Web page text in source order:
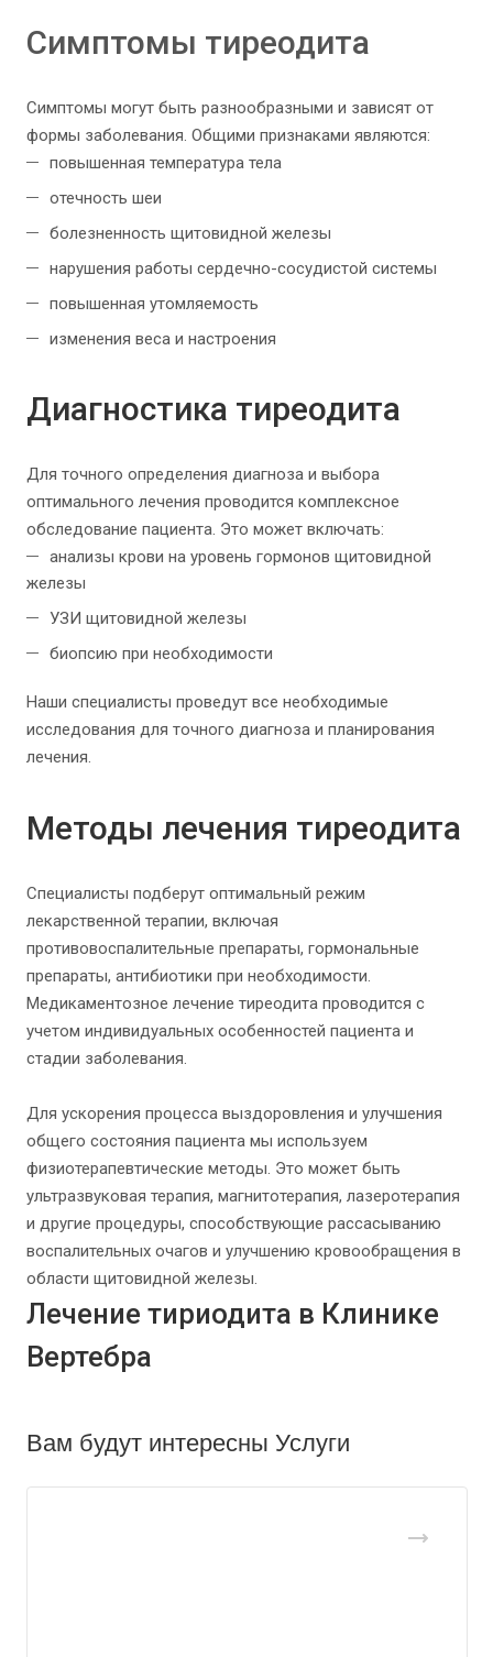
Симптомы тиреодита
Симптомы могут быть разнообразными и зависят от
формы заболевания. Общими признаками являются:
повышенная температура тела
отечность шеи
болезненность щитовидной железы
нарушения работы сердечно-сосудистой системы
повышенная утомляемость
изменения веса и настроения
Диагностика тиреодита
Для точного определения диагноза и выбора
оптимального лечения проводится комплексное
обследование пациента. Это может включать:
анализы крови на уровень гормонов щитовидной
железы
УЗИ щитовидной железы
биопсию при необходимости
Наши специалисты проведут все необходимые
исследования для точного диагноза и планирования
лечения.
Методы лечения тиреодита
Специалисты подберут оптимальный режим
лекарственной терапии, включая
противовоспалительные препараты, гормональные
препараты, антибиотики при необходимости.
Медикаментозное лечение тиреодита проводится с
учетом индивидуальных особенностей пациента и
стадии заболевания.
Для ускорения процесса выздоровления и улучшения
общего состояния пациента мы используем
физиотерапевтические методы. Это может быть
ультразвуковая терапия, магнитотерапия, лазеротерапия
и другие процедуры, способствующие рассасыванию
воспалительных очагов и улучшению кровообращения в
области щитовидной железы.
Лечение тириодита в Клинике
Вертебра
Вам будут интересны Услуги